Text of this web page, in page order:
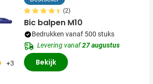
+3
(2)
Bic balpen M10
Bedrukken vanaf 500 stuks
Levering vanaf27 augustus
Bekijk